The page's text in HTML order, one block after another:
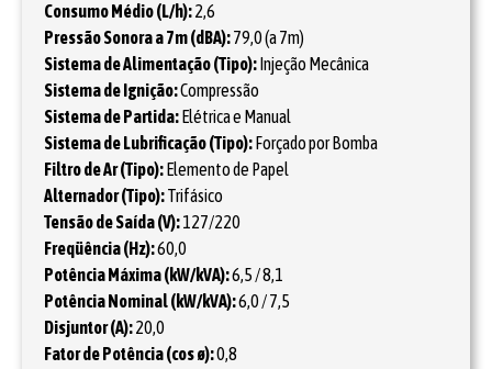
Consumo Médio (L/h):2,6
Pressão Sonora a 7m (dBA):79,0 (a 7m)
Sistema de Alimentação (Tipo):Injeção Mecânica
Sistema de Ignição:Compressão
Sistema de Partida:Elétrica e Manual
Sistema de Lubrificação (Tipo):Forçado por Bomba
Filtro de Ar (Tipo):Elemento de Papel
Alternador (Tipo):Trifásico
Tensão de Saída (V):127/220
Freqüência (Hz):60,0
Potência Máxima (kW/kVA):6,5 / 8,1
Potência Nominal (kW/kVA):6,0 / 7,5
Disjuntor (A):20,0
Fator de Potência (cos ø):0,8